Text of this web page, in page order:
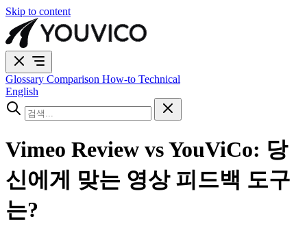
Skip to content
Glossary Comparison How-to Technical
English
Vimeo Review vs YouViCo: 당
신에게 맞는 영상 피드백 도구
는?